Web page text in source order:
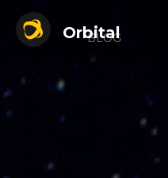
Orbital
BLOG